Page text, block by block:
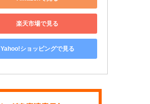
楽天市場で見る
Yahoo!ショッピングで見る